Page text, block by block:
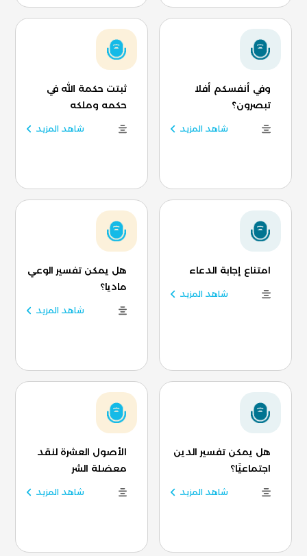
وفي أنفسكم أفلا
تبصرون؟
شاهد المزيد
ثبتت حكمة الله في
حكمه وملكه
شاهد المزيد
امتناع إجابة الدعاء
شاهد المزيد
هل يمكن تفسير الوعي
ماديا؟
شاهد المزيد
هل يمكن تفسير الدين
اجتماعيًا؟
شاهد المزيد
الأصول العشرة لنقد
معضلة الشر
شاهد المزيد